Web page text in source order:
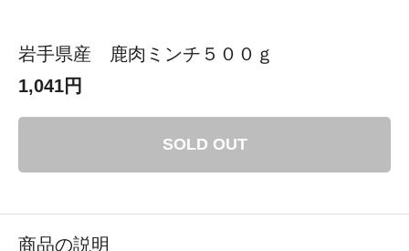
岩手県産 鹿肉ミンチ５００ｇ
1,041円
SOLD OUT
商品の説明